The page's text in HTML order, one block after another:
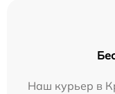
Наш курьер в